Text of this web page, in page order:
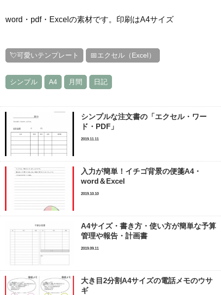
word・pdf・Excelの素材です。印刷はA4サイズ
💘可愛いテンプレート 📅エクセル（Excel）
シンプル A4 月間 日記
シンプルな注文書の「エクセル・ワー
ド・PDF」
2019.11.11
入力が簡単！イチゴ背景の便箋A4・
word＆Excel
2019.10.10
A4サイズ・書き方・使い方が簡単な予算
管理や報告・計画書
2019.09.11
大き目2分割A4サイズの電話メモのウサ
ギ